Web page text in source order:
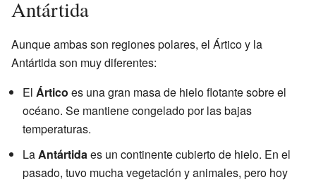
Antártida
Aunque ambas son regiones polares, el Ártico y la
Antártida son muy diferentes:
El Ártico es una gran masa de hielo flotante sobre el
océano. Se mantiene congelado por las bajas
temperaturas.
LaAntártidaes un continente cubierto de hielo. En el
pasado, tuvo mucha vegetación y animales, pero hoy